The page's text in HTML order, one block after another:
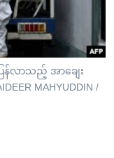
ြန်လာသည့် အာချေး
MAHYUDDIN /